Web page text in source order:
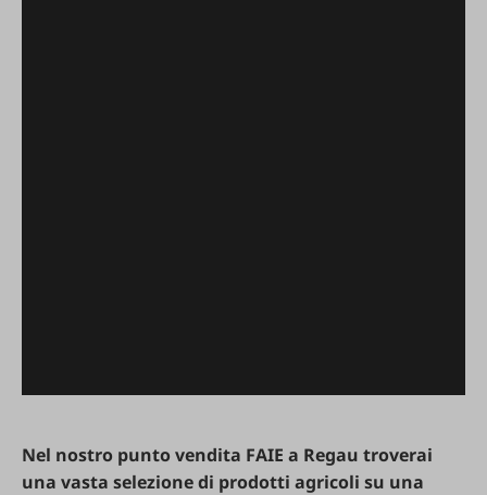
Nel nostro puntovendita FAIE a Regau troverai
una vasta selezionedi prodotti agricoli su una